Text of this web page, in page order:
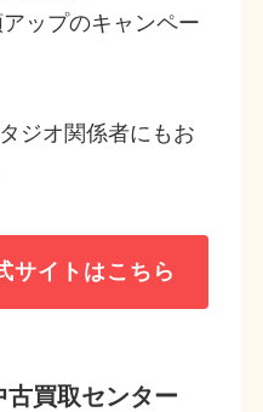
ップのキャンペー
ジオ関係者にもお
サイトはこちら
古買取センター